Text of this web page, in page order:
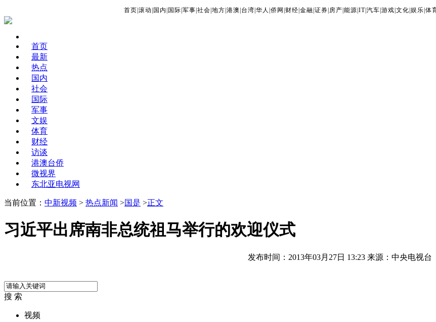
首页 滚动 国内 国际 军事 社会 地方 港澳 台湾 华人 侨网 财经 金融 证券 房产 能源 IT| 汽车 游戏 文化 娱乐 体
首页
最新
热点
国内
社会
国际
军事
文娱
体育
财经
访谈
港澳台侨
微视界
东北亚电视网
当前位置： 中新视频 > 热点新闻 >国是 >正文
习近平出席南非总统祖马举行的欢迎仪式
发布时间：2013年03月27日 13:23 来源：中央电视台
搜 索
视频